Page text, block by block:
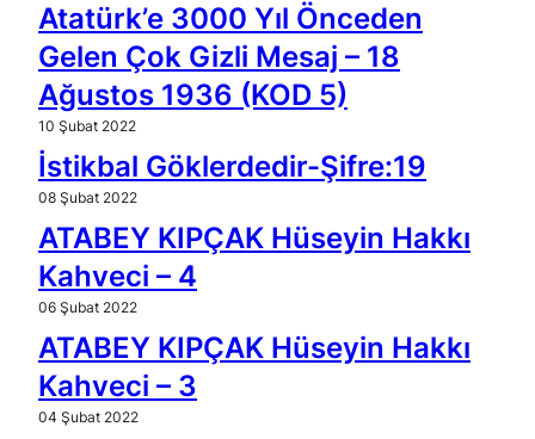
Atatürk’e 3000 Yıl Önceden
Gelen Çok Gizli Mesaj – 18
Ağustos 1936 (KOD 5)
10 Şubat 2022
İstikbal Göklerdedir-Şifre:19
08 Şubat 2022
ATABEY KIPÇAK Hüseyin Hakkı
Kahveci – 4
06 Şubat 2022
ATABEY KIPÇAK Hüseyin Hakkı
Kahveci – 3
04 Şubat 2022